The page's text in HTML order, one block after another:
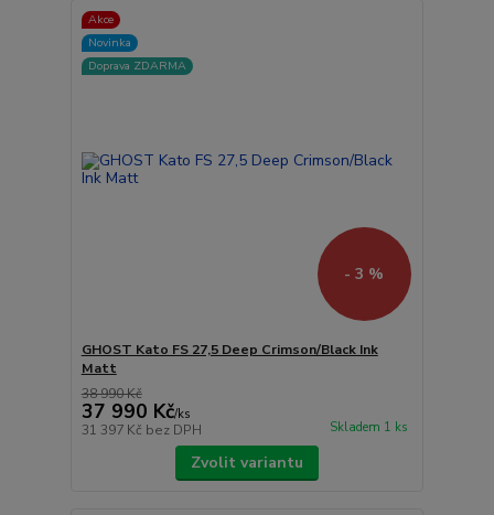
Akce
Novinka
Doprava ZDARMA
- 3 %
GHOST Kato FS 27,5 Deep Crimson/Black Ink
Matt
38 990 Kč
37 990 Kč/ks
31 397 Kč bez DPH Skladem 1 ks
Zvolit variantu